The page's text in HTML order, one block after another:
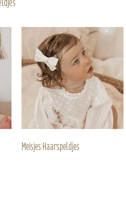
Meisjes Haarspeldjes